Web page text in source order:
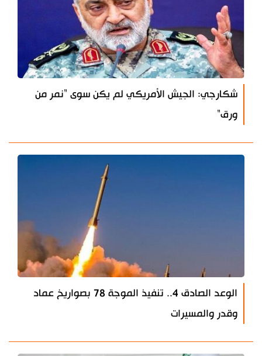
شكارجي: الجيش الأمريكي لم يكن سوى "نمر من
ورق"
الوعد الصادق 4.. تنفيذ الموجة 78 بصواريخ عماد
وقدر والمسيرات